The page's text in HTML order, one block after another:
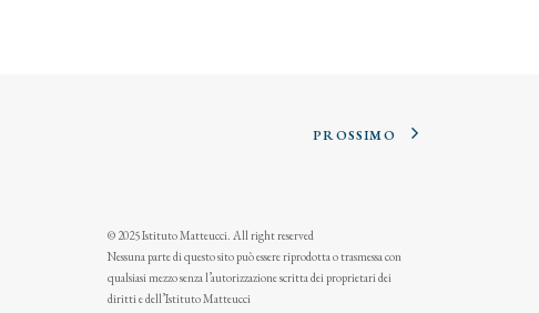
PROSSIMO
© 2025 Istituto Matteucci. All right reserved
Nessuna parte di questo sito può essere riprodotta o trasmessa con
qualsiasi mezzo senza l’autorizzazione scritta dei proprietari dei
diritti e dell’Istituto Matteucci